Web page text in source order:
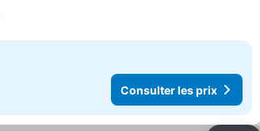
Consulter les prix